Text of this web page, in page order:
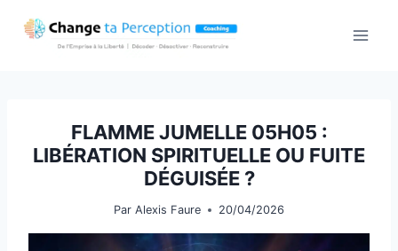
FLAMME JUMELLE 05H05 :
LIBÉRATION SPIRITUELLE OU FUITE
DÉGUISÉE ?
Par Alexis Faure 20/04/2026